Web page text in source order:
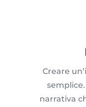
Creare
narrativa